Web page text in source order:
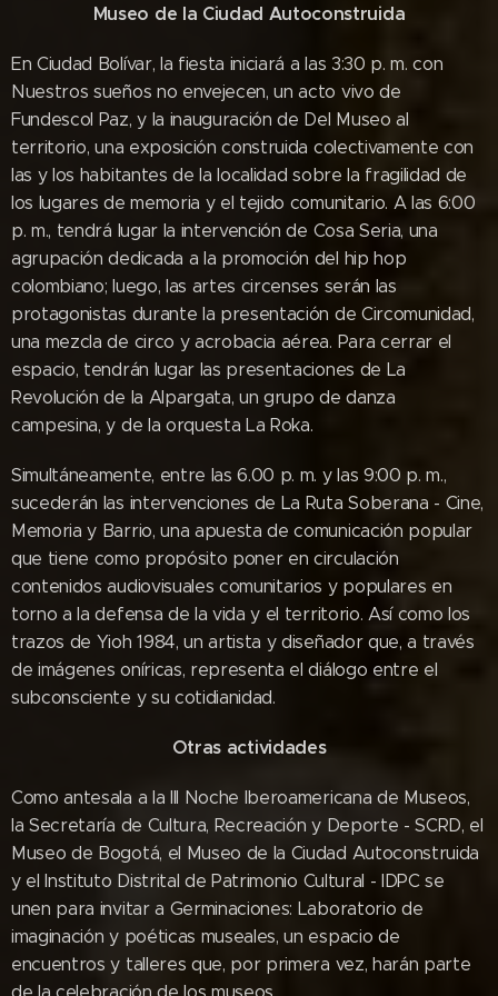
Museo de la Ciudad Autoconstruida
En Ciudad Bolívar, la fiesta iniciará a las 3:30 p. m. con
Nuestros sueños no envejecen, un acto vivo de
Fundescol Paz, y la inauguración de Del Museo al
territorio, una exposición construida colectivamente con
las y los habitantes de la localidad sobre la fragilidad de
los lugares de memoria y el tejido comunitario. A las 6:00
p. m., tendrá lugar la intervención de Cosa Seria, una
agrupación dedicada a la promoción del hip hop
colombiano; luego, las artes circenses serán las
protagonistas durante la presentación de Circomunidad,
una mezcla de circo y acrobacia aérea. Para cerrar el
espacio, tendrán lugar las presentaciones de La
Revolución de la Alpargata, un grupo de danza
campesina, y de la orquesta La Roka.
Simultáneamente, entre las 6.00 p. m. y las 9:00 p. m.,
sucederán las intervenciones de La Ruta Soberana - Cine,
Memoria y Barrio, una apuesta de comunicación popular
que tiene como propósito poner en circulación
contenidos audiovisuales comunitarios y populares en
torno a la defensa de la vida y el territorio. Así como los
trazos de Yioh 1984, un artista y diseñador que, a través
de imágenes oníricas, representa el diálogo entre el
subconsciente y su cotidianidad.
Otras actividades
Como antesala a la III Noche Iberoamericana de Museos,
la Secretaría de Cultura, Recreación y Deporte - SCRD, el
Museo de Bogotá, el Museo de la Ciudad Autoconstruida
y el Instituto Distrital de Patrimonio Cultural - IDPC se
unen para invitar a Germinaciones: Laboratorio de
imaginación y poéticas museales, un espacio de
encuentros y talleres que, por primera vez, harán parte
de la celebración de los museos.